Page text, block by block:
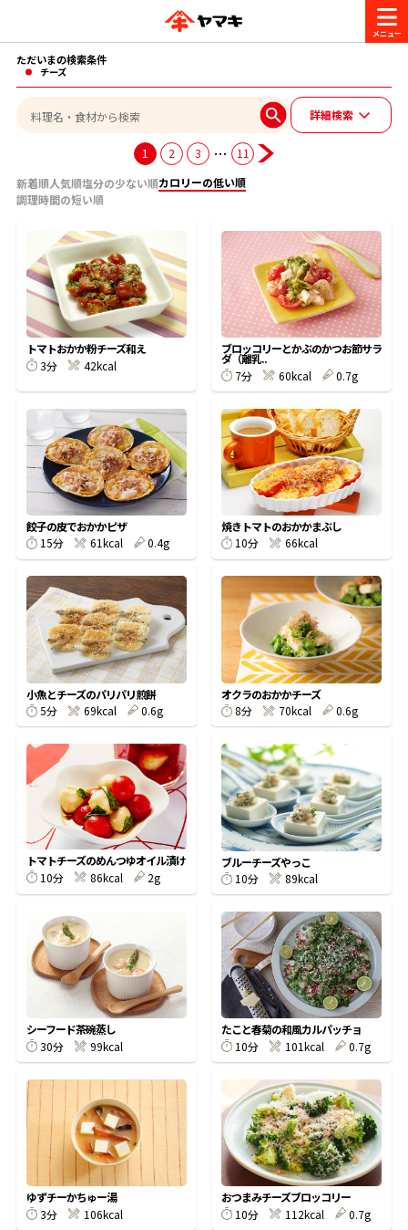
商品情報
ヤマキ『めんつゆ』 ヤマキ 割烹白だし
旨さ、別格。だし屋の鍋 韓福善シリーズ
サッと鍋® 楽チン鍋®
楽チン屋® ストレートつゆ
新鮮一番 『氷熟®』
レシピ
おいしいレシピを探す
おいしいレシピトップ
主食レシピ
主菜レシピ
汁物レシピ
時短レシピ
おいしいレシピを商品から探す
かつお節レシピ
めんつゆレシピ
割烹白だしレシピ
レシピ特設サイト
割烹白だしレシピ特集
かつおだしが決め手！簡単茶碗蒸し
かつお節・だしを楽しむ
かつお節・だしを知る
だしの取り方
かつお節の削り方
かつお節・だしをもっと知る
ヤマキ かつお節プラス®
かつお節・だしを楽しむ
だしコミュ
CM・キャンペーン
キャンペーン一覧
企業・採用情報
企業情報
- 百年対話
- ヤマキ かつお節プラス®
採用情報
- ジョブリターン制
お問い合わせ
ヤマキお客様相談室
オンラインショップ
コミュニティサイト
Global
ただいまの検索条件
チーズ
詳細検索
1 2 3 …
11
新着順人気順塩分の少ない順カロリーの低い順
調理時間の短い順
トマトおかか粉チーズ和え
3分
42kcal
ブロッコリーとかぶのかつお節サラ
ダ（離乳..
7分
60kcal 0.7g
餃子の皮でおかかピザ
15分
61kcal 0.4g
焼きトマトのおかかまぶし
10分
66kcal
小魚とチーズのパリパリ煎餅
5分
69kcal 0.6g
オクラのおかかチーズ
8分
70kcal 0.6g
トマトチーズのめんつゆオイル漬け
10分
86kcal 2g
ブルーチーズやっこ
10分
89kcal
シーフード茶碗蒸し
30分
99kcal
たこと春菊の和風カルパッチョ
10分
101kcal 0.7g
ゆずチーかちゅー湯
3分
106kcal
おつまみチーズブロッコリー
10分
112kcal 0.7g